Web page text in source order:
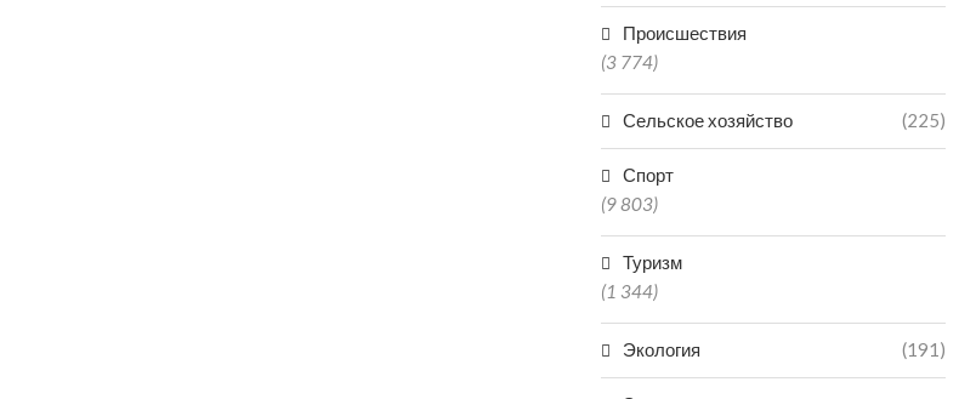
Происшествия
(3 774)
Сельское хозяйство (225)
Спорт
(9 803)
Туризм
(1 344)
Экология (191)